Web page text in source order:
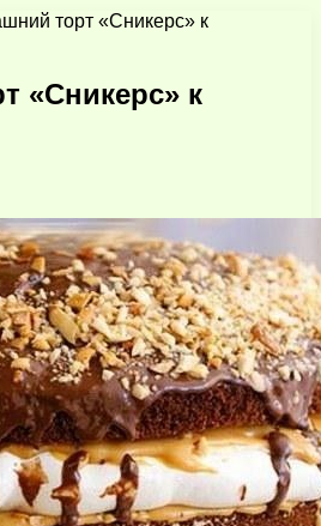
торт «Сникерс» к
«Сникерс» к